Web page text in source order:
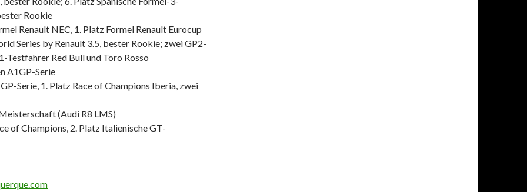
Rookie
Renault NEC, 1. Platz Formel Renault Eurocup
Series by Renault 3.5, bester Rookie; zwei GP2-
Testfahrer Red Bull und Toro Rosso
A1GP-Serie
Serie, 1. Platz Race of Champions Iberia, zwei
(Audi R8 LMS)
of Champions, 2. Platz Italienische GT-